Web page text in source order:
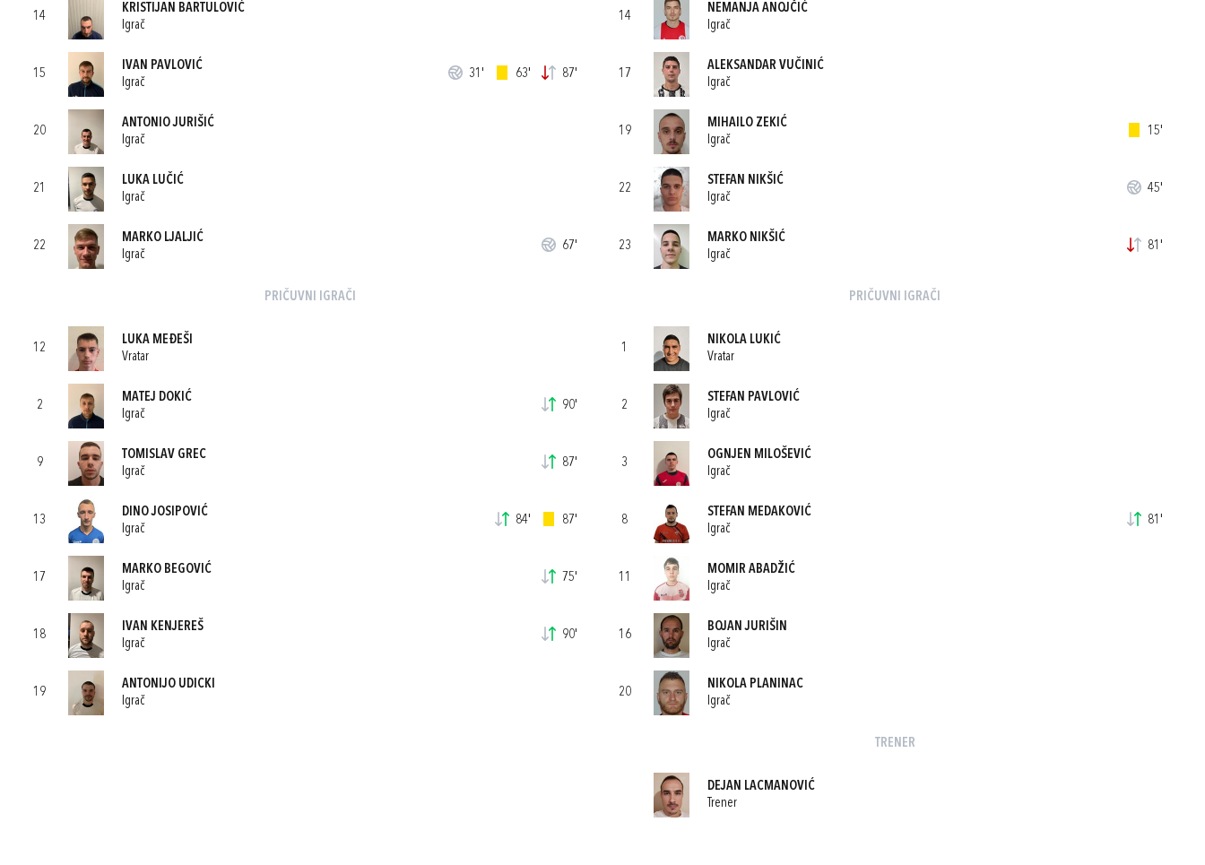
14
KRISTIJAN BARTULOVIĆ
Igrač
15
IVAN PAVLOVIĆ
Igrač
31' 63' 87'
20
ANTONIO JURIŠIĆ
Igrač
21
LUKA LUČIĆ
Igrač
22
MARKO LJALJIĆ
Igrač
67'
PRIČUVNI IGRAČI
12
LUKA MEĐEŠI
Vratar
2
MATEJ DOKIĆ
Igrač
90'
9
TOMISLAV GREC
Igrač
87'
13
DINO JOSIPOVIĆ
Igrač
84' 87'
17
MARKO BEGOVIĆ
Igrač
75'
18
IVAN KENJEREŠ
Igrač
90'
19
ANTONIJO UDICKI
Igrač
14
NEMANJA ANOJČIĆ
Igrač
17
ALEKSANDAR VUČINIĆ
Igrač
19
MIHAILO ZEKIĆ
Igrač
15'
22
STEFAN NIKŠIĆ
Igrač
45'
23
MARKO NIKŠIĆ
Igrač
81'
PRIČUVNI IGRAČI
1
NIKOLA LUKIĆ
Vratar
2
STEFAN PAVLOVIĆ
Igrač
3
OGNJEN MILOŠEVIĆ
Igrač
8
STEFAN MEDAKOVIĆ
Igrač
81'
11
MOMIR ABADŽIĆ
Igrač
16
BOJAN JURIŠIN
Igrač
20
NIKOLA PLANINAC
Igrač
TRENER
DEJAN LACMANOVIĆ
Trener